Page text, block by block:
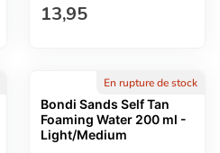
Prix normal
13,95
En rupture de stock
Bondi Sands Self Tan
Foaming Water 200 ml -
Light/Medium